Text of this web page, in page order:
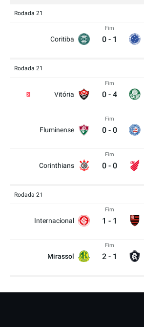
Rodada 21
Coritiba
Fim
0 - 1
Rodada 21
Vitória
2
Fim
0 - 4
Fluminense
Fim
0 - 0
Corinthians
Fim
0 - 0
Rodada 21
Internacional
Fim
1 - 1
Mirassol
Fim
2 - 1